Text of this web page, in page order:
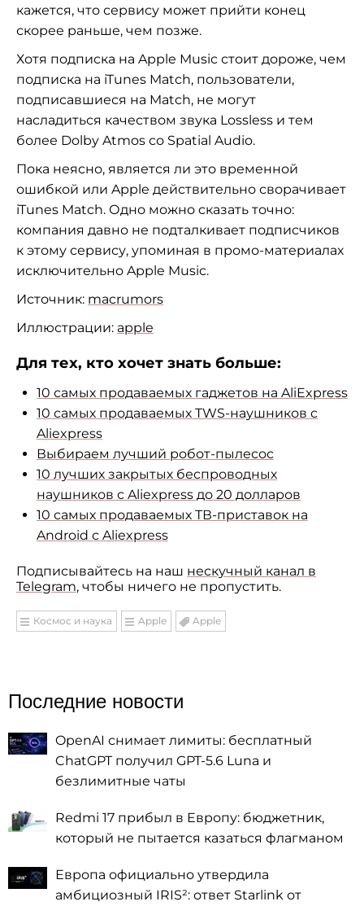
кажется, что сервису может прийти конец
скорее раньше, чем позже.
Хотя подписка на Apple Music стоит дороже, чем
подписка на iTunes Match, пользователи,
подписавшиеся на Match, не могут
насладиться качеством звука Lossless и тем
более Dolby Atmos со Spatial Audio.
Пока неясно, является ли это временной
ошибкой или Apple действительно сворачивает
iTunes Match. Одно можно сказать точно:
компания давно не подталкивает подписчиков
к этому сервису, упоминая в промо-материалах
исключительно Apple Music.
Источник: macrumors
Иллюстрации: apple
Для тех, кто хочет знать больше:
10 самых продаваемых гаджетов на AliExpress
10 самых продаваемых TWS-наушников с
Aliexpress
Выбираем лучший робот-пылесос
10 лучших закрытых беспроводных
наушников с Aliexpress до 20 долларов
10 самых продаваемых ТВ-приставок на
Android с Aliexpress
Подписывайтесь на наш нескучный канал в
Telegram, чтобы ничего не пропустить.
Космос и наука Apple Apple
Последние новости
OpenAI снимает лимиты: бесплатный
ChatGPT получил GPT-5.6 Luna и
безлимитные чаты
Redmi 17 прибыл в Европу: бюджетник,
который не пытается казаться флагманом
Европа официально утвердила
амбициозный IRIS²: ответ Starlink от